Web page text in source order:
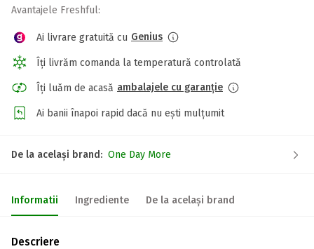
Avantajele Freshful:
Ai livrare gratuită cu Genius
Îți livrăm comanda la temperatură controlată
Îți luăm de acasă ambalajele cu garanție
Ai banii înapoi rapid dacă nu ești mulțumit
De la același brand: One Day More
Informatii Ingrediente De la același brand
Descriere